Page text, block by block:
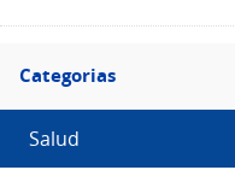
Filtro
Categorias
Categorias
Salud